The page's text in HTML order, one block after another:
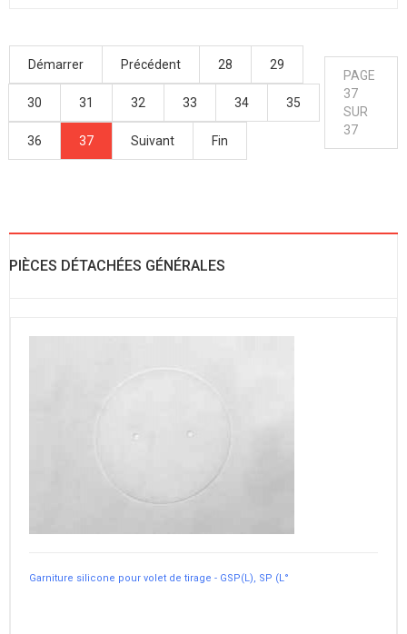
Démarrer Précédent 28 29
30 31 32 33 34 35
36 37 Suivant Fin
PAGE
37
SUR
37
PIÈCES DÉTACHÉES GÉNÉRALES
Garniture silicone pour volet de tirage - GSP(L), SP (L°